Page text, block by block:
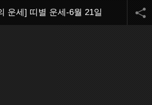
운세] 띠별 운세-6월 21일